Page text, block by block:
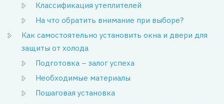
Классификация утеплителей
На что обратить внимание при выборе?
Как самостоятельно установить окна и двери для
защиты от холода
Подготовка – залог успеха
Необходимые материалы
Пошаговая установка